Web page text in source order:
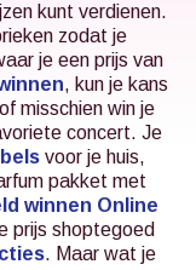
kunt verdienen.
zodat je
je een prijs van
, kun je kans
of misschien win je
concert. Je
voor je huis,
pakket met
winnen Online
prijs shoptegoed
. Maar wat je